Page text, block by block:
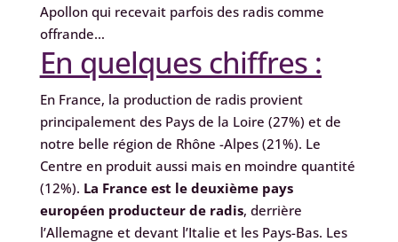
Apollon qui recevait parfois des radis comme
offrande…
En quelques chiffres :
En France, la production de radis provient
principalement des Pays de la Loire (27%) et de
notre belle région de Rhône -Alpes (21%). Le
Centre en produit aussi mais en moindre quantité
(12%). La France est le deuxième pays
européen producteur de radis, derrière
l’Allemagne et devant l’Italie et les Pays-Bas. Les